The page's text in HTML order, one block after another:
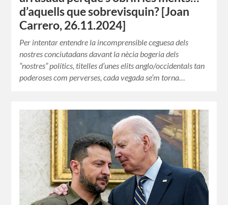
d’aquells que sobrevisquin? [Joan
Carrero, 26.11.2024]
Per intentar entendre la incomprensible ceguesa dels
nostres conciutadans davant la nècia bogeria dels
“nostres” polítics, titelles d’unes elits anglo/occidentals tan
poderoses com perverses, cada vegada se’m torna…